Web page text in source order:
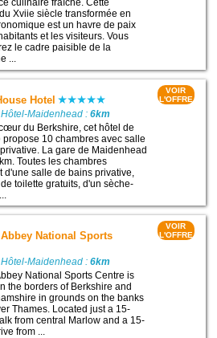
culinaire fraîche. Cette
Xviie siècle transformée en
est un havre de paix
et les visiteurs. Vous
le cadre paisible de la
...
Hotel
Maidenhead :6km
du Berkshire, cet hôtel de
propose 10 chambres avec salle
La gare de Maidenhead
Toutes les chambres
d'une salle de bains privative,
toilette gratuits, d'un sèche-
VOIR
L'OFFRE
National Sports
Maidenhead :6km
National Sports Centre is
the borders of Berkshire and
in grounds on the banks
Thames. Located just a 15-
from central Marlow and a 15-
from ...
VOIR
L'OFFRE